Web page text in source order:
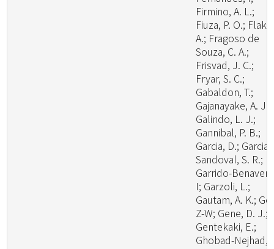
Firmino, A. L.;
Fiuza, P. O.;
A.; Fragoso de
Souza, C. A.;
Frisvad, J. C.;
Fryar, S. C.;
Gabaldon, T.;
Gajanayake, A. J.;
Galindo, L. J.;
Gannibal, P. B.;
Garcia, D.; Garcia-
Sandoval, S. R.;
Garrido-
I; Garzoli, L.;
Gautam, A. K.; Ge,
Z-W; Gene, D. J.;
Gentekaki, E.;
Ghobad-Nejhad,